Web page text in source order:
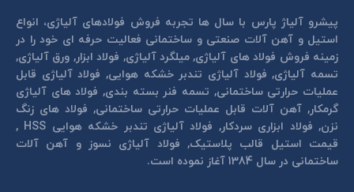
پیشرو آلیاژ پارس با سال ها تجربه فروش فولادهای آلیاژی، انواع
استیل و آهن آلات صنعتی و ساختمانی فعالیت حرفه ای خود را در
زمینه فروش فولاد های آلیاژی, میلگرد آلیاژی, فولاد ابزار, ورق آلیاژی,
تسمه آلیاژی, فولاد آلیاژی تندبر خشكه هوايی, فولاد آلیاژی قابل
عمليات حرارتی ساختمانی, تسمه فنر بسته بندی, فولاد های آلیاژی
گرمكار, آهن آلات قابل عمليات حرارتی ساختمانی, فولاد های زنگ
نزن, فولاد ابزاری سردكار, فولاد آلیاژی تندبر خشكه هوايی HSS ,
قیمت استیل قالب پلاستيک, فولاد آلیاژی نسوز و آهن آلات
ساختمانی در سال 1384 آغاز نموده است.